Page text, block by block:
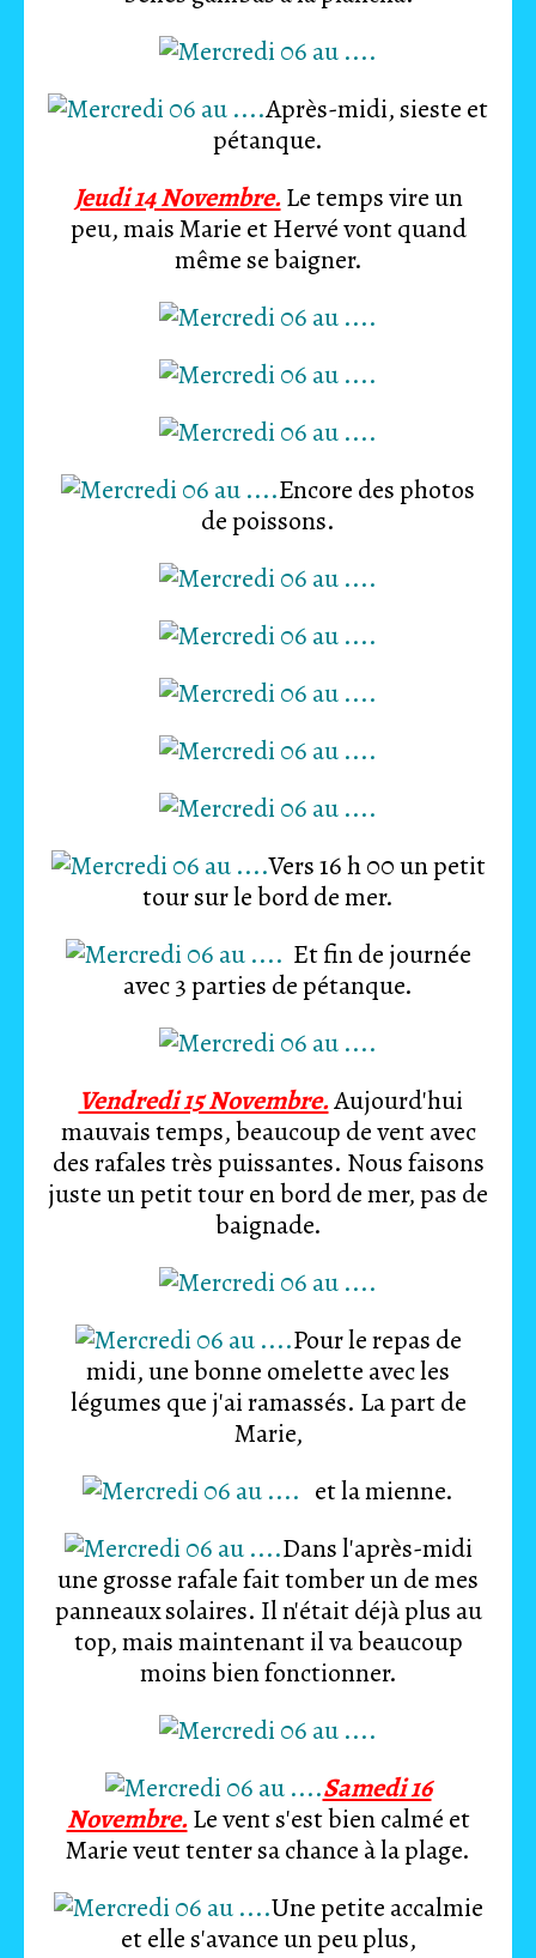
Après-midi, sieste et
pétanque.
Jeudi 14 Novembre. Le temps vire un
peu, mais Marie et Hervé vont quand
même se baigner.
Encore des photos
de poissons.
Vers 16 h 00 un petit
tour sur le bord de mer.
Et fin de journée
avec 3 parties de pétanque.
Vendredi 15 Novembre.Aujourd'hui
mauvais temps, beaucoup de vent avec
des rafales très puissantes. Nous faisons
juste un petit tour en bord de mer, pas de
baignade.
Pour le repas de
midi, une bonne omelette avec les
légumes que j'ai ramassés. La part de
Marie,
et la mienne.
Dans l'après-midi
une grosse rafale fait tomber un de mes
panneaux solaires. Il n'était déjà plus au
top, mais maintenant il va beaucoup
moins bien fonctionner.
Samedi 16
Novembre. Le vent s'est bien calmé et
Marie veut tenter sa chance à la plage.
Une petite accalmie
et elle s'avance un peu plus,